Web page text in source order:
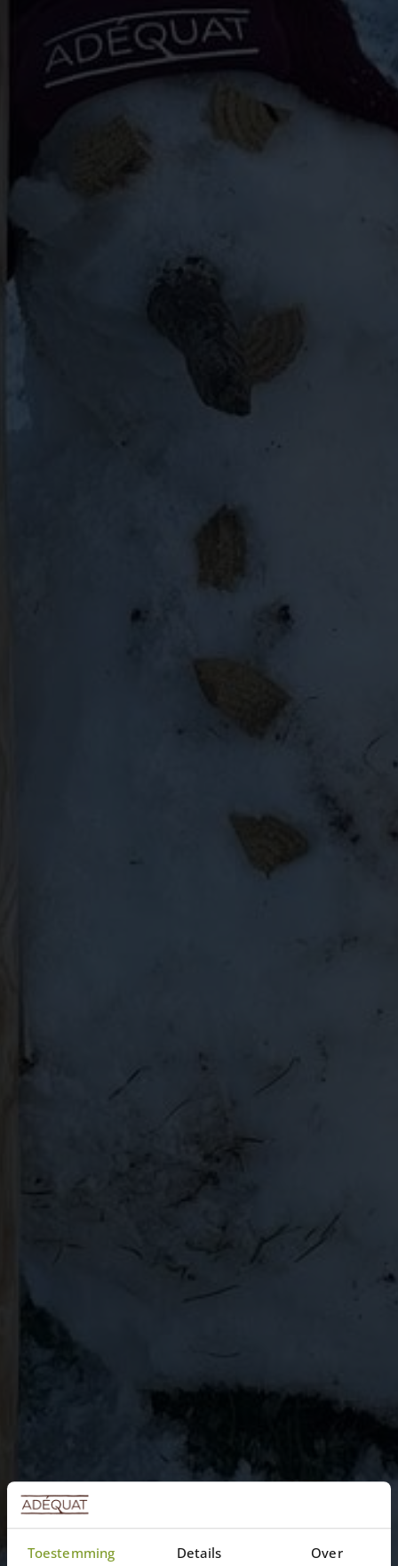
Toestemming Details Over
Blogs
Een Adéquate sneeuwpop!